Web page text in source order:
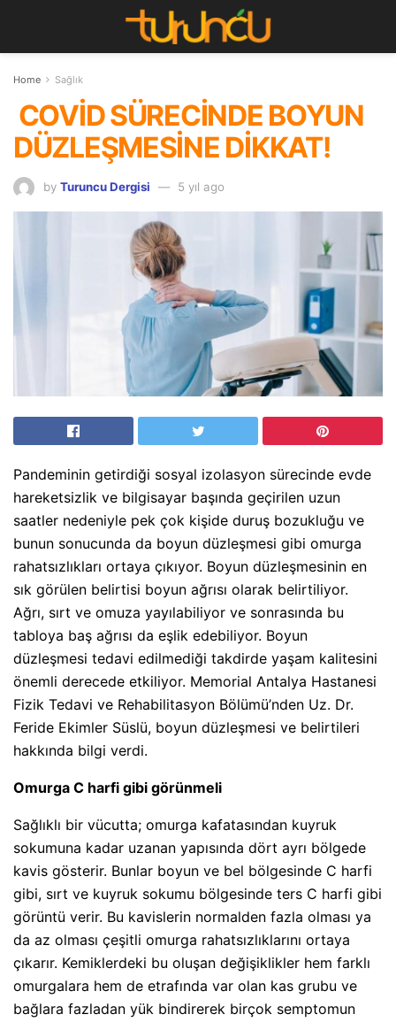
Home Sağlık
COVİD SÜRECİNDE BOYUN
DÜZLEŞMESİNE DİKKAT!
by Turuncu Dergisi 5 yıl ago
Pandeminin getirdiği sosyal izolasyon sürecinde evde
hareketsizlik ve bilgisayar başında geçirilen uzun
saatler nedeniyle pek çok kişide duruş bozukluğu ve
bunun sonucunda da boyun düzleşmesi gibi omurga
rahatsızlıkları ortaya çıkıyor. Boyun düzleşmesinin en
sık görülen belirtisi boyun ağrısı olarak belirtiliyor.
Ağrı, sırt ve omuza yayılabiliyor ve sonrasında bu
tabloya baş ağrısı da eşlik edebiliyor. Boyun
düzleşmesi tedavi edilmediği takdirde yaşam kalitesini
önemli derecede etkiliyor. Memorial Antalya Hastanesi
Fizik Tedavi ve Rehabilitasyon Bölümü’nden Uz. Dr.
Feride Ekimler Süslü, boyun düzleşmesi ve belirtileri
hakkında bilgi verdi.
Omurga C harfi gibi görünmeli
Sağlıklı bir vücutta; omurga kafatasından kuyruk
sokumuna kadar uzanan yapısında dört ayrı bölgede
kavis gösterir. Bunlar boyun ve bel bölgesinde C harfi
gibi, sırt ve kuyruk sokumu bölgesinde ters C harfi gibi
görüntü verir. Bu kavislerin normalden fazla olması ya
da az olması çeşitli omurga rahatsızlıklarını ortaya
çıkarır. Kemiklerdeki bu oluşan değişiklikler hem farklı
omurgalara hem de etrafında var olan kas grubu ve
bağlara fazladan yük bindirerek birçok semptomun